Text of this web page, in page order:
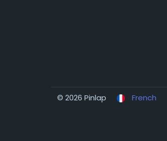
© 2026 Pinlap French